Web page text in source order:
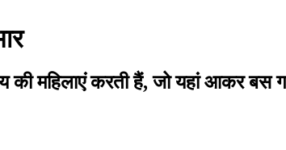
की महिलाएं करती हैं, जो यहां आकर